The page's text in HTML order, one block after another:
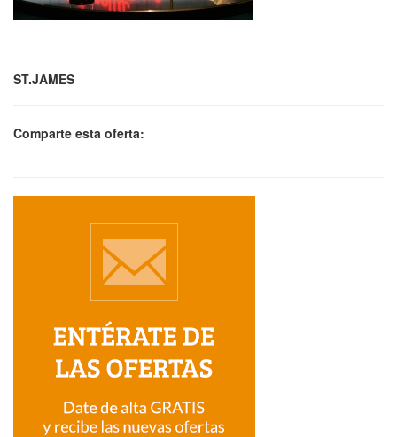
ST.JAMES
Comparte esta oferta: